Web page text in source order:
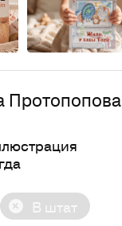
Протопопова
В штат